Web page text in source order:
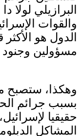
البرازيلي لولا
والقوات
الدول هو
مسؤولين وجنود
وهكذا، ستصبح
بسبب جرائم
حقيقيا
المشاكل